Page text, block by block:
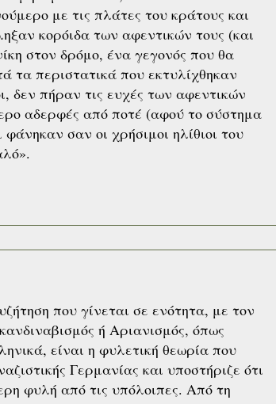
με τις πλάτες του κράτους και
κορόιδα των αφεντικών τους (και
στον δρόμο, ένα γεγονός που θα
περιστατικά που εκτυλίχθηκαν
δεν πήραν τις ευχές των αφεντικών
αδερφές από ποτέ (αφού το σύστημα
σαν οι χρήσιμοι ηλίθιοι του
που γίνεται σε ενότητα, με τον
ή Αριανισμός, όπως
είναι η φυλετική θεωρία που
Γερμανίας και υποστήριζε ότι
φυλή από τις υπόλοιπες. Από τη